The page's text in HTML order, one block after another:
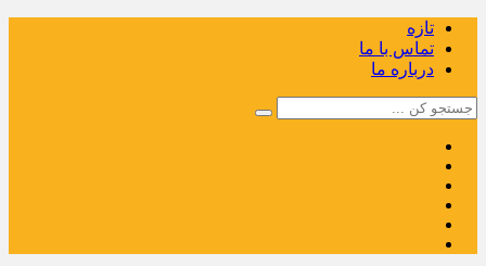
تازه
تماس با ما
درباره ما